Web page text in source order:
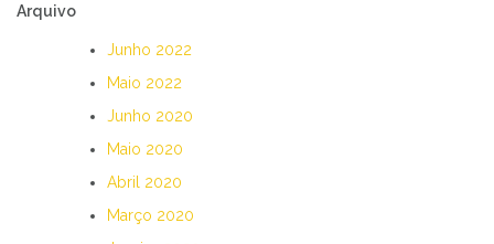
Arquivo
Junho 2022
Maio 2022
Junho 2020
Maio 2020
Abril 2020
Março 2020